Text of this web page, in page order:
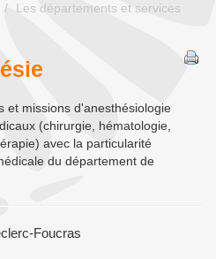
Les départements et services
et missions d'anesthésiologie
(chirurgie, hématologie,
avec la particularité
du département de
Foucras